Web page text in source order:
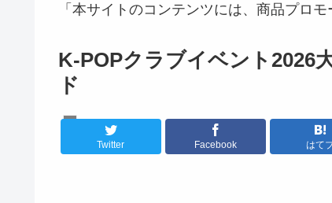
「本サイトのコンテンツには、商品プロ
K-POPクラブイベント2026
ド
K-POPアイドル
Twitter Facebook はて